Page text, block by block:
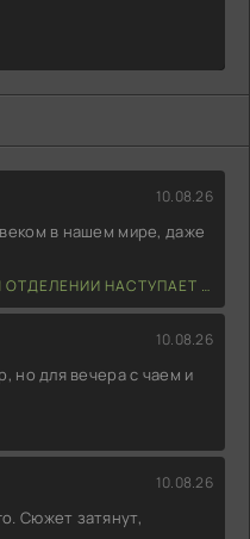
10.08.26
в нашем мире, даже
НАСТУПАЕТ УТРО
10.08.26
но для вечера с чаем и
10.08.26
Сюжет затянут,